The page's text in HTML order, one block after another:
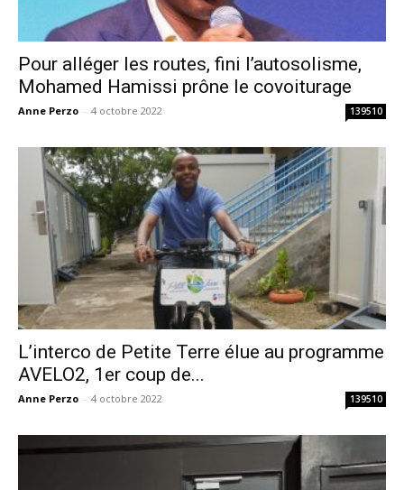
Pour alléger les routes, fini l’autosolisme,
Mohamed Hamissi prône le covoiturage
Anne Perzo - 4 octobre 2022 139510
L’interco de Petite Terre élue au programme
AVELO2, 1er coup de...
Anne Perzo - 4 octobre 2022 139510